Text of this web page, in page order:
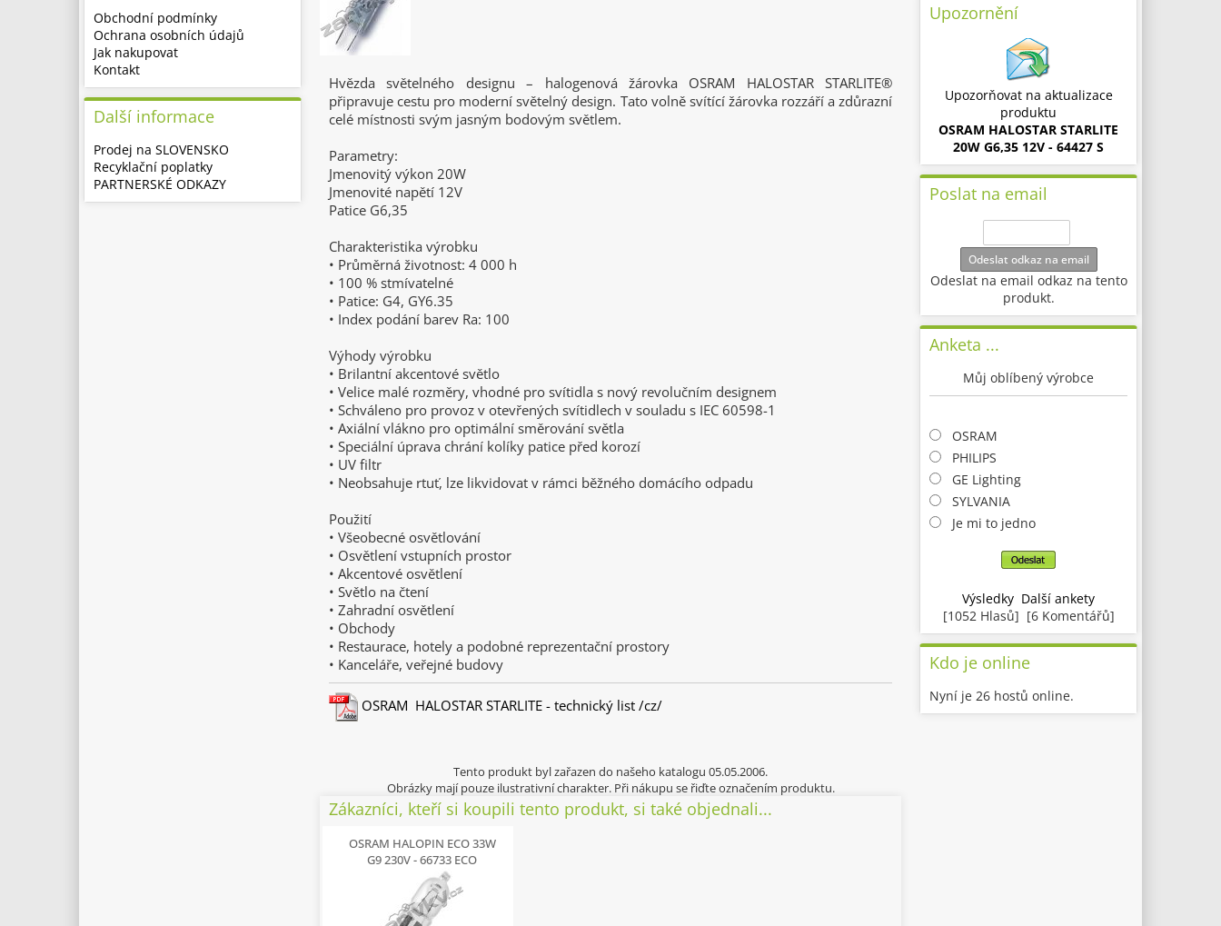
Hvězda světelného designu – halogenová žárovka OSRAM HALOSTAR STARLITE®
připravuje cestu pro moderní světelný design. Tato volně svítící žárovka rozzáří a zdůrazní
celé místnosti svým jasným bodovým světlem.
Parametry:
Jmenovitý výkon 20W
Jmenovité napětí 12V
Patice G6,35
Charakteristika výrobku
• Průměrná životnost: 4 000 h
• 100 % stmívatelné
• Patice: G4, GY6.35
• Index podání barev Ra: 100
Výhody výrobku
• Brilantní akcentové světlo
• Velice malé rozměry, vhodné pro svítidla s nový revolučním designem
• Schváleno pro provoz v otevřených svítidlech v souladu s IEC 60598-1
• Axiální vlákno pro optimální směrování světla
• Speciální úprava chrání kolíky patice před korozí
• UV filtr
• Neobsahuje rtuť, lze likvidovat v rámci běžného domácího odpadu
Použití
• Všeobecné osvětlování
• Osvětlení vstupních prostor
• Akcentové osvětlení
• Světlo na čtení
• Zahradní osvětlení
• Obchody
• Restaurace, hotely a podobné reprezentační prostory
• Kanceláře, veřejné budovy
OSRAM HALOSTAR STARLITE - technický list /cz/
Tento produkt byl zařazen do našeho katalogu 05.05.2006.
Obrázky mají pouze ilustrativní charakter. Při nákupu se řiďte označením produktu.
Zákazníci, kteří si koupili tento produkt, si také objednali...
OSRAM HALOPIN ECO 33W
G9 230V - 66733 ECO
Obchodní podmínky
Ochrana osobních údajů
Jak nakupovat
Kontakt
Další informace
Prodej na SLOVENSKO
Recyklační poplatky
PARTNERSKÉ ODKAZY
Upozornění
Upozorňovat na aktualizace
produktu
OSRAM HALOSTAR STARLITE
20W G6,35 12V - 64427 S
Poslat na email
Odeslat odkaz na email
Odeslat na email odkaz na tento
produkt.
Anketa ...
Můj oblíbený výrobce
OSRAM
PHILIPS
GE Lighting
SYLVANIA
Je mi to jedno
Výsledky Další ankety
[1052 Hlasů] [6 Komentářů]
Kdo je online
Nyní je 26 hostů online.